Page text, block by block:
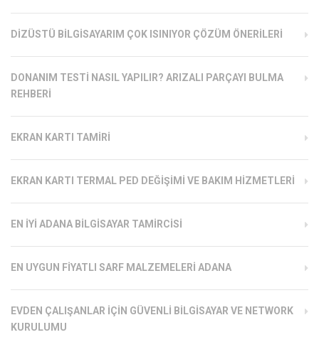
DIZÜSTÜ BILGISAYARIM ÇOK ISINIYOR ÇÖZÜM ÖNERILERI
DONANIM TESTI NASIL YAPILIR? ARIZALI PARÇAYI BULMA
REHBERI
EKRAN KARTI TAMIRI
EKRAN KARTI TERMAL PED DEĞIŞIMI VE BAKIM HIZMETLERI
EN İYI ADANA BILGISAYAR TAMIRCISI
EN UYGUN FIYATLI SARF MALZEMELERI ADANA
EVDEN ÇALIŞANLAR İÇIN GÜVENLI BILGISAYAR VE NETWORK
KURULUMU